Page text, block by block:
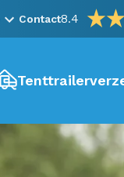
Contact8.4